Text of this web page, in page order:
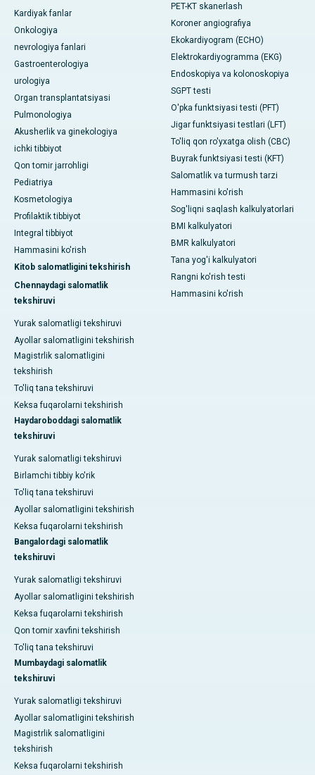
Kardiyak fanlar
Onkologiya
nevrologiya fanlari
Gastroenterologiya
urologiya
Organ transplantatsiyasi
Pulmonologiya
Akusherlik va ginekologiya
ichki tibbiyot
Qon tomir jarrohligi
Pediatriya
Kosmetologiya
Profilaktik tibbiyot
Integral tibbiyot
Hammasini ko'rish
Kitob salomatligini tekshirish
Chennaydagi salomatlik
tekshiruvi
Yurak salomatligi tekshiruvi
Ayollar salomatligini tekshirish
Magistrlik salomatligini
tekshirish
To'liq tana tekshiruvi
Keksa fuqarolarni tekshirish
Haydaroboddagi salomatlik
tekshiruvi
Yurak salomatligi tekshiruvi
Birlamchi tibbiy ko'rik
To'liq tana tekshiruvi
Ayollar salomatligini tekshirish
Keksa fuqarolarni tekshirish
Bangalordagi salomatlik
tekshiruvi
Yurak salomatligi tekshiruvi
Ayollar salomatligini tekshirish
Keksa fuqarolarni tekshirish
Qon tomir xavfini tekshirish
To'liq tana tekshiruvi
Mumbaydagi salomatlik
tekshiruvi
Yurak salomatligi tekshiruvi
Ayollar salomatligini tekshirish
Magistrlik salomatligini
tekshirish
Keksa fuqarolarni tekshirish
PET-KT skanerlash
Koroner angiografiya
Ekokardiyogram (ECHO)
Elektrokardiyogramma (EKG)
Endoskopiya va kolonoskopiya
SGPT testi
O'pka funktsiyasi testi (PFT)
Jigar funktsiyasi testlari (LFT)
To'liq qon ro'yxatga olish (CBC)
Buyrak funktsiyasi testi (KFT)
Salomatlik va turmush tarzi
Hammasini ko'rish
Sog'liqni saqlash kalkulyatorlari
BMI kalkulyatori
BMR kalkulyatori
Tana yog'i kalkulyatori
Rangni ko'rish testi
Hammasini ko'rish